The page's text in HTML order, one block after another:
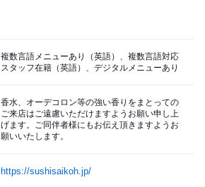
複数言語メニューあり（英語）、複数言語対応
スタッフ在籍（英語）、デジタルメニューあり
香水、オーデコロン等の強い香りをまとっての
ご来店はご遠慮いただけますようお願い申し上
げます。ご同伴者様にもお伝え頂きますようお
願いいたします。
https://sushisaikoh.jp/